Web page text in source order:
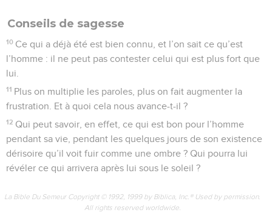
Conseils de sagesse
10 Ce qui a déjà été est bien connu, et l’on sait ce qu’est
l’homme : il ne peut pas contester celui qui est plus fort que
lui.
11 Plus on multiplie les paroles, plus on fait augmenter la
frustration. Et à quoi cela nous avance-t-il ?
12 Qui peut savoir, en effet, ce qui est bon pour l’homme
pendant sa vie, pendant les quelques jours de son existence
dérisoire qu’il voit fuir comme une ombre ? Qui pourra lui
révéler ce qui arrivera après lui sous le soleil ?
La Bible Du Semeur Copyright © 1992, 1999 by Biblica, Inc.® Used by permission.
All rights reserved worldwide.